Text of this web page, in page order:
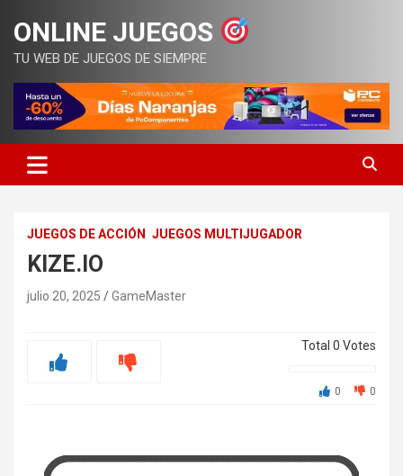
contenido
ONLINE JUEGOS
TU WEB DE JUEGOS DE SIEMPRE
JUEGOS DE ACCIÓN JUEGOS MULTIJUGADOR
KIZE.IO
julio 20, 2025 GameMaster
Total 0 Votes
0
0